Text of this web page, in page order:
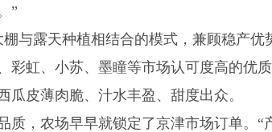
”
与露天种植相结合的模式，兼顾稳产优
彩虹、小苏、墨瞳等市场认可度高的优质
皮薄肉脆、汁水丰盈、甜度出众。
质，农场早早就锁定了京津市场订单。“